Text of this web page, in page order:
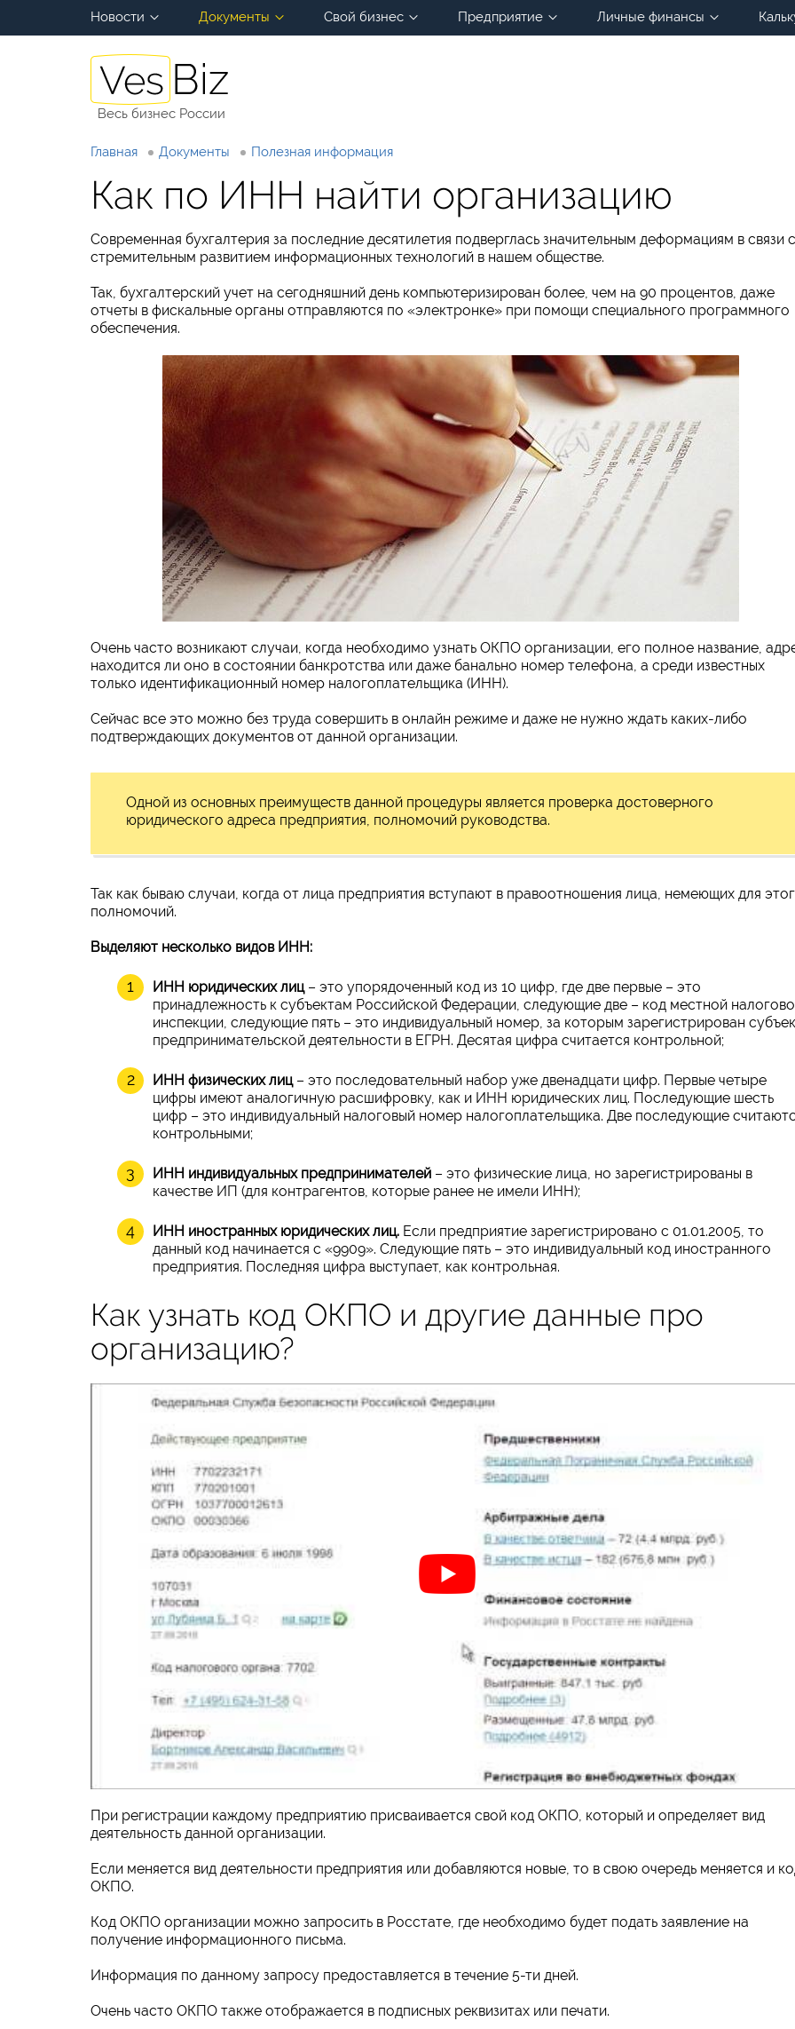
Новости Документы Свой бизнес Предприятие Личные финансы
Весь бизнес России
Главная Документы Полезная информация
Как по ИНН найти организацию
Современная бухгалтерия за последние десятилетия подверглась значительным деформациям в связи
стремительным развитием информационных технологий в нашем обществе.
Так, бухгалтерский учет на сегодняшний день компьютеризирован более, чем на 90 процентов, даже
отчеты в фискальные органы отправляются по «электронке» при помощи специального программного
обеспечения.
Очень часто возникают случаи, когда необходимо узнать ОКПО организации, его полное название,
находится ли оно в состоянии банкротства или даже банально номер телефона, а среди известных
только идентификационный номер налогоплательщика (ИНН).
Сейчас все это можно без труда совершить в онлайн режиме и даже не нужно ждать каких-либо
подтверждающих документов от данной организации.
Одной из основных преимуществ данной процедуры является проверка достоверного
юридического адреса предприятия, полномочий руководства.
Так как бываю случаи, когда от лица предприятия вступают в правоотношения лица, немеющих для
полномочий.
Выделяют несколько видов ИНН:
ИНН юридических лиц– это упорядоченный код из 10 цифр, где две первые – это
принадлежность к субъектам Российской Федерации, следующие две – код местной
инспекции, следующие пять – это индивидуальный номер, за которым зарегистрирован
предпринимательской деятельности в ЕГРН. Десятая цифра считается контрольной;
ИНН физических лиц– это последовательный набор уже двенадцати цифр. Первые четыре
цифры имеют аналогичную расшифровку, как и ИНН юридических лиц. Последующие шесть
цифр – это индивидуальный налоговый номер налогоплательщика. Две последующие
контрольными;
ИНН индивидуальных предпринимателей – это физические лица, но зарегистрированы в
качестве ИП (для контрагентов, которые ранее не имели ИНН);
ИНН иностранных юридических лиц. Если предприятие зарегистрировано с 01.01.2005, то
данный код начинается с «9909». Следующие пять – это индивидуальный код иностранного
предприятия. Последняя цифра выступает, как контрольная.
Как узнать код ОКПО и другие данные про
организацию?
При регистрации каждому предприятию присваивается свой код ОКПО, который и определяет вид
деятельность данной организации.
Если меняется вид деятельности предприятия или добавляются новые, то в свою очередь меняется и
ОКПО.
Код ОКПО организации можно запросить в Росстате, где необходимо будет подать заявление на
получение информационного письма.
Информация по данному запросу предоставляется в течение 5-ти дней.
Очень часто ОКПО также отображается в подписных реквизитах или печати.